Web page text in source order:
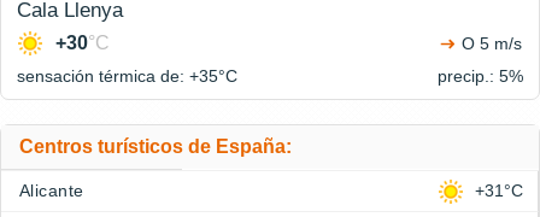
Cala Llenya
+30°C
O 5 m/s
sensación térmica de: +35°C precip.: 5%
Centros turísticos de España:
Alicante +31°C